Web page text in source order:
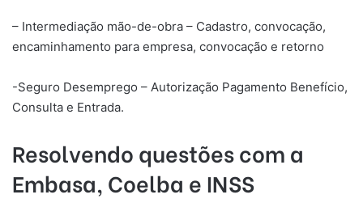
– Intermediação mão-de-obra – Cadastro, convocação,
encaminhamento para empresa, convocação e retorno
-Seguro Desemprego – Autorização Pagamento Benefício,
Consulta e Entrada.
Resolvendo questões com a
Embasa, Coelba e INSS